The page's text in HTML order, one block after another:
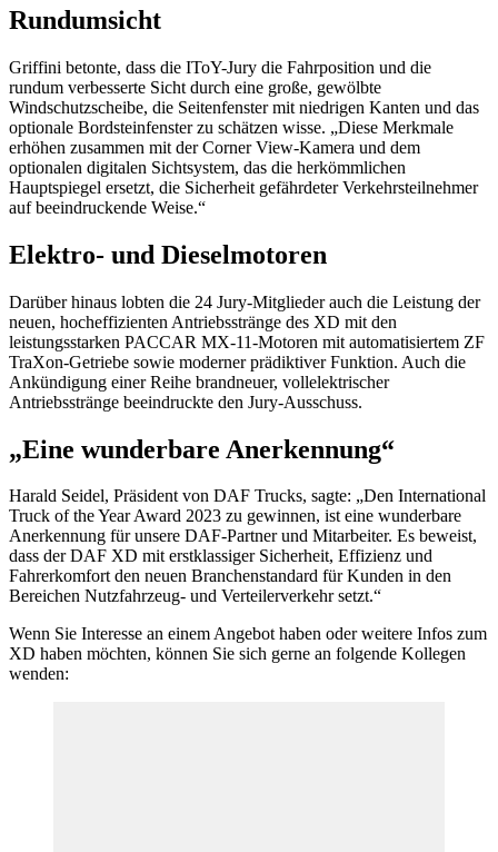
Rundumsicht
Griffini betonte, dass die IToY-Jury die Fahrposition und die
rundum verbesserte Sicht durch eine große, gewölbte
Windschutzscheibe, die Seitenfenster mit niedrigen Kanten und das
optionale Bordsteinfenster zu schätzen wisse. „Diese Merkmale
erhöhen zusammen mit der Corner View-Kamera und dem
optionalen digitalen Sichtsystem, das die herkömmlichen
Hauptspiegel ersetzt, die Sicherheit gefährdeter Verkehrsteilnehmer
auf beeindruckende Weise.“
Elektro- und Dieselmotoren
Darüber hinaus lobten die 24 Jury-Mitglieder auch die Leistung der
neuen, hocheffizienten Antriebsstränge des XD mit den
leistungsstarken PACCAR MX-11-Motoren mit automatisiertem ZF
TraXon-Getriebe sowie moderner prädiktiver Funktion. Auch die
Ankündigung einer Reihe brandneuer, vollelektrischer
Antriebsstränge beeindruckte den Jury-Ausschuss.
„Eine wunderbare Anerkennung“
Harald Seidel, Präsident von DAF Trucks, sagte: „Den International
Truck of the Year Award 2023 zu gewinnen, ist eine wunderbare
Anerkennung für unsere DAF-Partner und Mitarbeiter. Es beweist,
dass der DAF XD mit erstklassiger Sicherheit, Effizienz und
Fahrerkomfort den neuen Branchenstandard für Kunden in den
Bereichen Nutzfahrzeug- und Verteilerverkehr setzt.“
Wenn Sie Interesse an einem Angebot haben oder weitere Infos zum
XD haben möchten, können Sie sich gerne an folgende Kollegen
wenden: